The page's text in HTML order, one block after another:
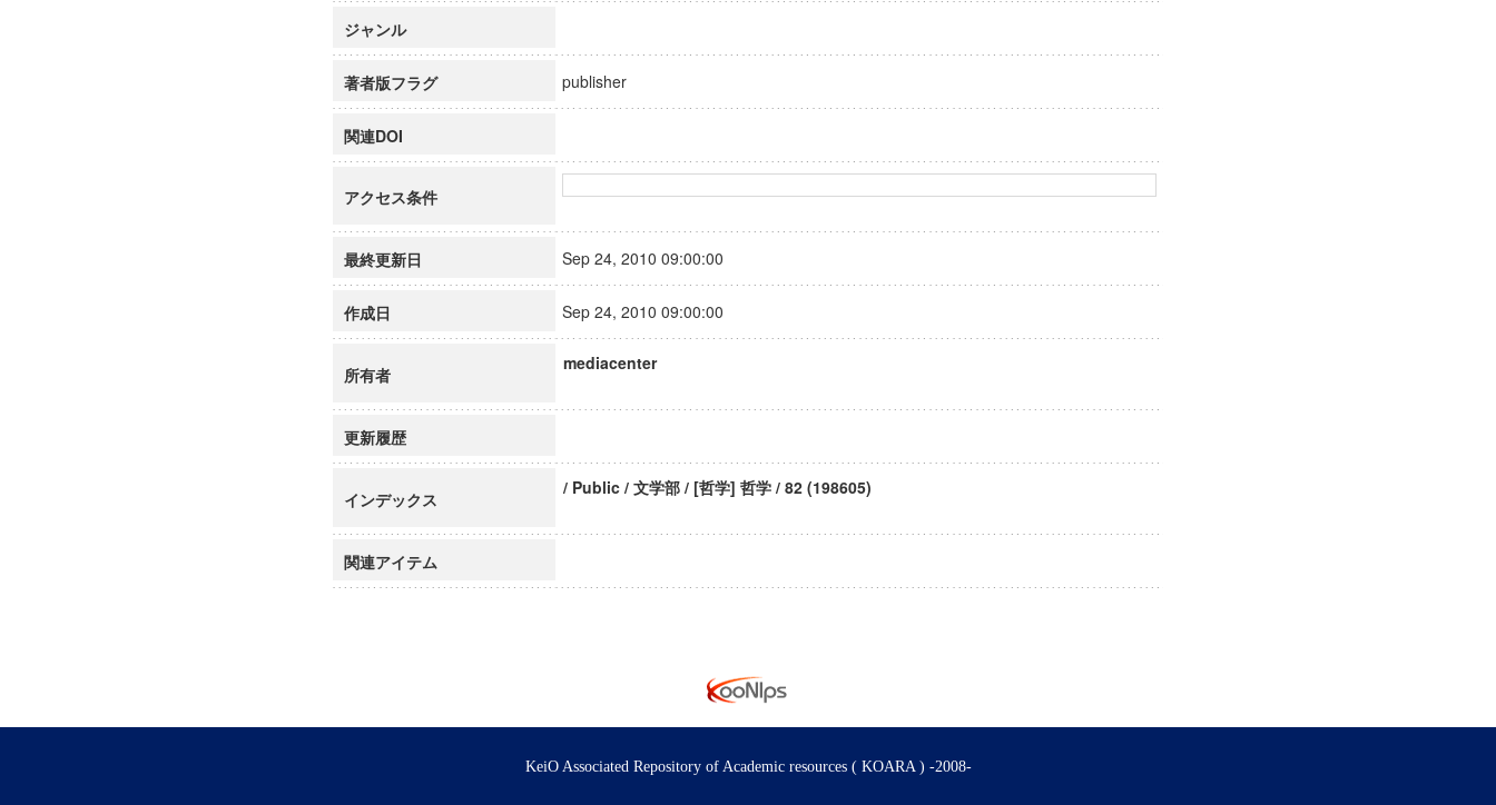
ジャンル
著者版フラグ publisher
関連DOI
アクセス条件
最終更新日 Sep 24, 2010 09:00:00
作成日 Sep 24, 2010 09:00:00
所有者
mediacenter
更新履歴
インデックス
/ Public / 文学部 / [哲学] 哲学 / 82 (198605)
関連アイテム
KeiO Associated Repository of Academic resources ( KOARA ) -2008-